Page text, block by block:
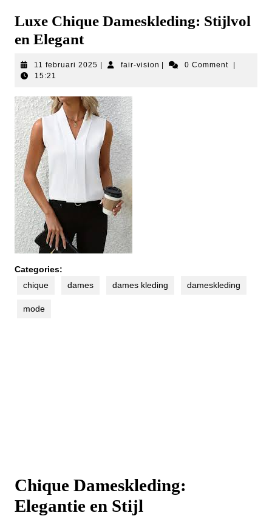
Luxe Chique Dameskleding: Stijlvol
en Elegant
11 februari 2025 11
fair-vision fair-
0 Comment
15:21
Categories:
chique
dames dames kleding dameskleding
mode
Chique Dameskleding:
Elegantie en Stijl